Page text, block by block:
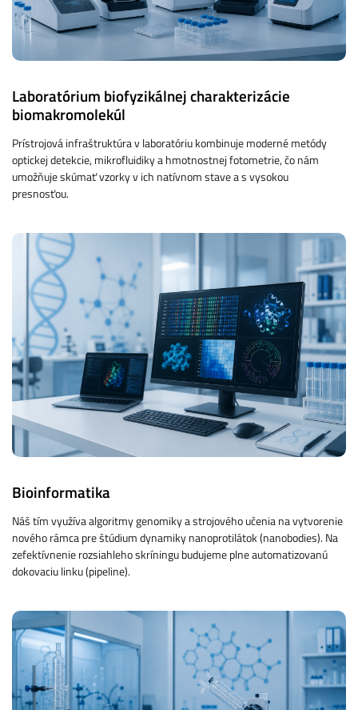
Laboratórium biofyzikálnej charakterizácie
biomakromolekúl
Prístrojová infraštruktúra v laboratóriu kombinuje moderné metódy
optickej detekcie, mikrofluidiky a hmotnostnej fotometrie, čo nám
umožňuje skúmať vzorky v ich natívnom stave a s vysokou
presnosťou.
Bioinformatika
Náš tím využíva algoritmy genomiky a strojového učenia na vytvorenie
nového rámca pre štúdium dynamiky nanoprotilátok (nanobodies). Na
zefektívnenie rozsiahleho skríningu budujeme plne automatizovanú
dokovaciu linku (pipeline).